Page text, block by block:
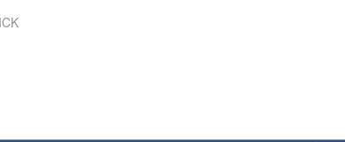
im Überblick